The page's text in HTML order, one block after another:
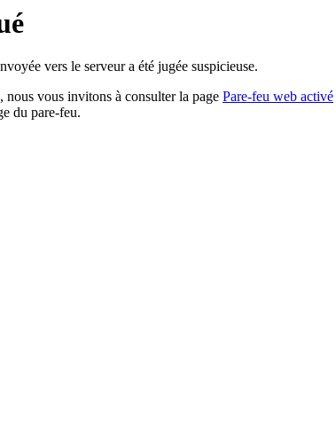
vers le serveur a été jugée suspicieuse.
nous vous invitons à consulter la page Pare-feu web activé
du pare-feu.